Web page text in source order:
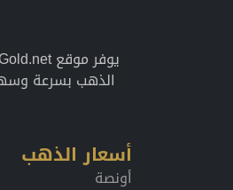
الذهب بسرعة
أسعار الذهب
أونصة